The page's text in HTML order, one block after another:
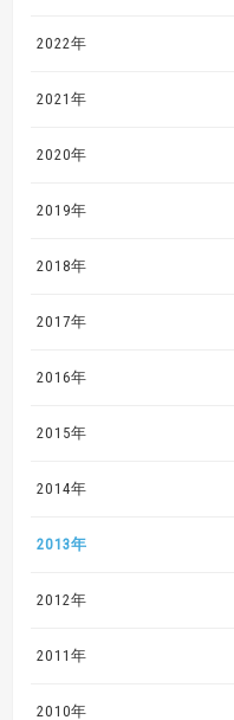
2022年
2021年
2020年
2019年
2018年
2017年
2016年
2015年
2014年
2013年
2012年
2011年
2010年